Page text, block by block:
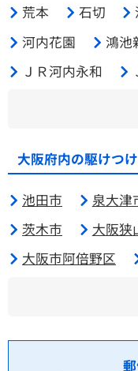
荒本 石切
河内花園
鴻池
ＪＲ河内永和
大阪府内の駆けつ
池田市 泉大津
茨木市
大阪狭
大阪市阿倍野区